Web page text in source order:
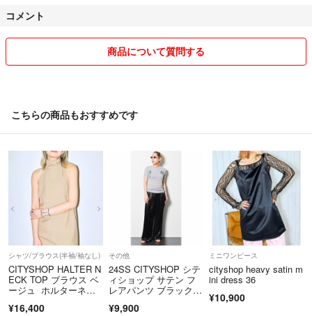
さいませm(__)m
交渉中、もしくわやりとりしている間に他の方が購入された場合はそち
らの方が優先になりますのでご了承下さい。
為返金出来ませんのでご了承下さいませm(__)m
+料金でゆうパックへの変更出来ますのでご相談ください☆
コメント
商品について質問する
こちらの商品もおすすめです
シャツ/ブラウス(半袖/袖なし)
CITYSHOP HALTER N
ECK TOP ブラウス ベ
ージュ ホルターネッ
¥16,400
その他
24SS CITYSHOP シテ
ィショップ サテン フ
レアパンツ ブラック 3
¥9,900
ミニワンピース
cityshop heavy satin m
ini dress 36
¥10,900